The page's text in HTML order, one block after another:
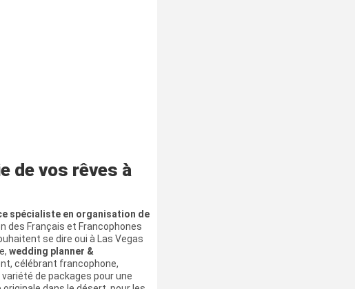
de vos rêves à
spécialiste en organisation de
des Français et Francophones
se dire oui à Las Vegas
wedding planner &
célébrant francophone,
de packages pour une